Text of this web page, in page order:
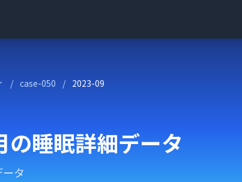
/ case-050 / 2023-09
睡眠詳細データ
タ